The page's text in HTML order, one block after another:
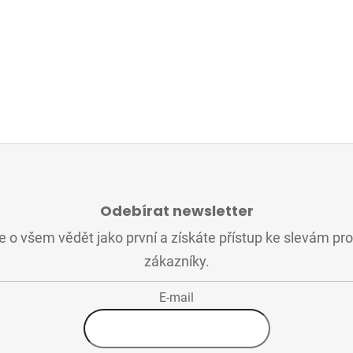
Odebírat newsletter
o všem vědět jako první a získáte přístup ke slevám
zákazníky.
E-mail